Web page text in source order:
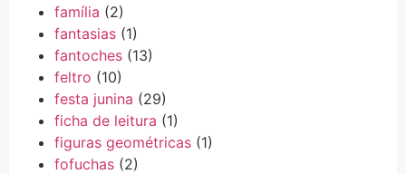
família (2)
fantasias (1)
fantoches (13)
feltro (10)
festa junina (29)
ficha de leitura (1)
figuras geométricas (1)
fofuchas (2)